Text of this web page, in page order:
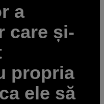
a
care și-
propria
ele să